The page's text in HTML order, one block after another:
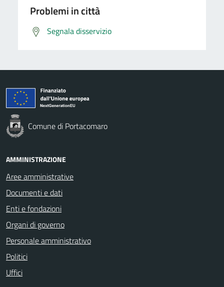
Problemi in città
Segnala disservizio
Comune di Portacomaro
AMMINISTRAZIONE
Aree amministrative
Documenti e dati
Enti e fondazioni
Organi di governo
Personale amministrativo
Politici
Uffici